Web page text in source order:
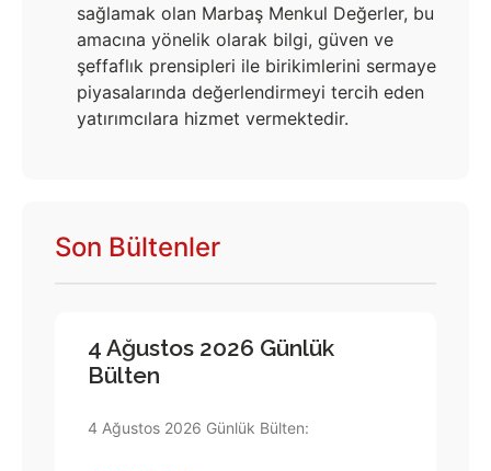
sağlamak olan Marbaş Menkul Değerler, bu
amacına yönelik olarak bilgi, güven ve
şeffaflık prensipleri ile birikimlerini sermaye
piyasalarında değerlendirmeyi tercih eden
yatırımcılara hizmet vermektedir.
Son Bültenler
4 Ağustos 2026 Günlük
Bülten
4 Ağustos 2026 Günlük Bülten: